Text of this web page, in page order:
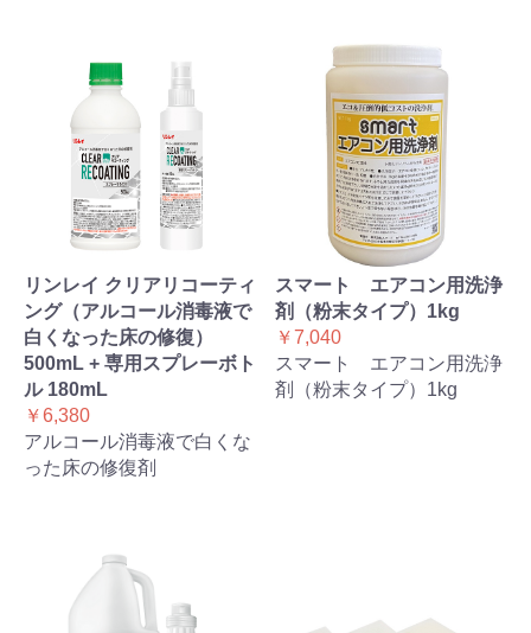
リンレイ クリアリコーティ
ング（アルコール消毒液で
白くなった床の修復）
500mL + 専用スプレーボト
ル 180mL
￥6,380
アルコール消毒液で白くな
った床の修復剤
スマート エアコン用洗浄
剤（粉末タイプ）1kg
￥7,040
スマート エアコン用洗浄
剤（粉末タイプ）1kg